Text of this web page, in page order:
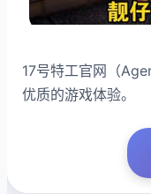
17号特工官网（
优质的游戏体验。